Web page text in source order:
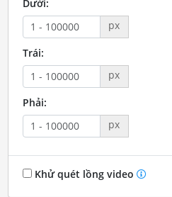
Dưới:
px
Trái:
px
Phải:
px
Khử quét lồng video